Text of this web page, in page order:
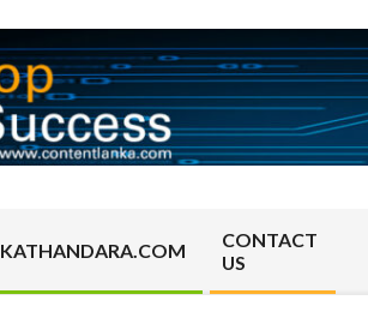
KATHANDARA.COM
CONTACT
US